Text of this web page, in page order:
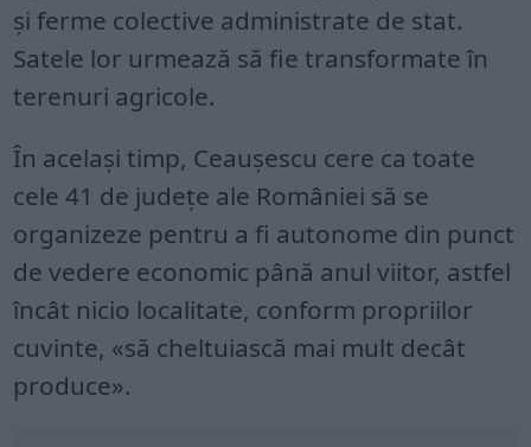
și ferme colective administrate de stat.
Satele lor urmează să fie transformate în
terenuri agricole.
În același timp, Ceaușescu cere ca toate
cele 41 de județe ale României să se
organizeze pentru a fi autonome din punct
de vedere economic până anul viitor, astfel
încât nicio localitate, conform propriilor
cuvinte, «să cheltuiască mai mult decât
produce».